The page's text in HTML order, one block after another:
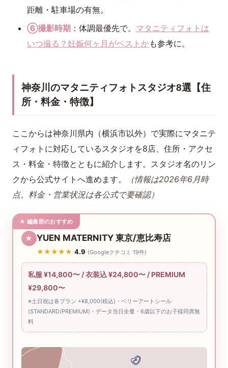
距離・駐車場の有無。
⑥撮影時期 ：体調最優先で。 マタニティフォトは
いつ撮る？妊娠何ヶ月がベストかも参考に。
神奈川のマタニティフォトスタジオ8選【住
所・料金・特徴】
ここからは神奈川県内（横浜市以外）で実際にマタニテ
ィフォトに対応しているスタジオを8店、住所・アクセ
ス・料金・特徴とともに紹介します。スタジオ名のリン
クから公式サイトへ進めます。
（情報は2026年6月時
点。料金・営業状況は各公式で要確認）
★ 編集部のおすすめ
★ YUEN MATERNITY 東京/恵比寿店
★★★★★ 4.9 (Googleクチコミ 19件)
私服 ¥14,800〜 / 衣装込 ¥24,800〜 / PREMIUM
¥29,800〜
※土日祝は各プラン +¥8,000(税込)・ベリーアートシール
(STANDARD/PREMIUM)・データ当日全量・6歳以下のお子様同席無
料